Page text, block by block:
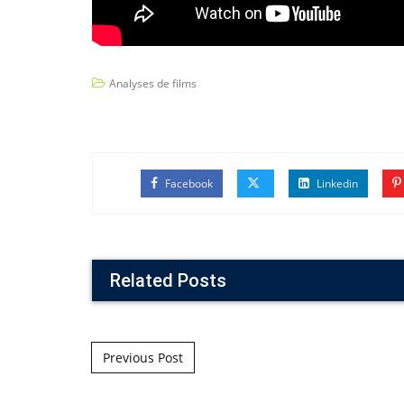
Analyses de films
Facebook Linkedin
Related Posts
Post navigation
Previous Post